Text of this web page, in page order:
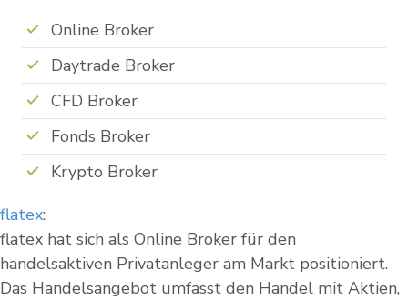
Online Broker
Daytrade Broker
CFD Broker
Fonds Broker
Krypto Broker
flatex:
flatex hat sich als Online Broker für den
handelsaktiven Privatanleger am Markt positioniert.
Das Handelsangebot umfasst den Handel mit Aktien,